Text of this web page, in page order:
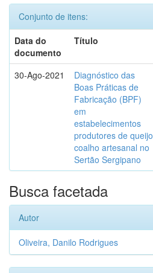
Conjunto de itens:
Data do
documento
Título
30-Ago-2021
Diagnóstico das
Boas Práticas de
Fabricação (BPF)
em
estabelecimentos
produtores de queijo
coalho artesanal no
Sertão Sergipano
Busca facetada
Autor
Oliveira, Danilo Rodrigues